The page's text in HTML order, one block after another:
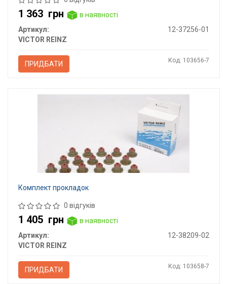
1 363 грн
в наявності
Артикул:
12-37256-01
VICTOR REINZ
ПРИДБАТИ Код: 103656-7
Комплект прокладок
0 відгуків
1 405 грн
в наявності
Артикул:
12-38209-02
VICTOR REINZ
ПРИДБАТИ Код: 103658-7